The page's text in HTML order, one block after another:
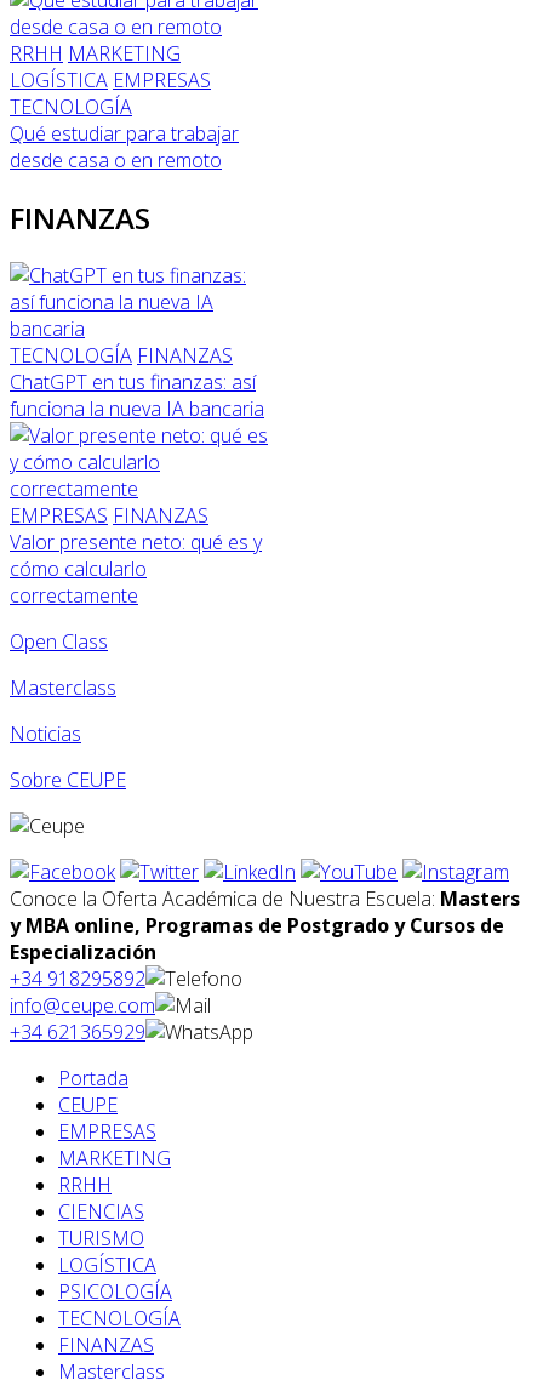
RRHH MARKETING
LOGÍSTICA EMPRESAS
TECNOLOGÍA
Qué estudiar para trabajar
desde casa o en remoto
FINANZAS
TECNOLOGÍA FINANZAS
ChatGPT en tus finanzas: así
funciona la nueva IA bancaria
EMPRESAS FINANZAS
Valor presente neto: qué es y
cómo calcularlo
correctamente
Open Class
Masterclass
Noticias
Sobre CEUPE
Conoce la Oferta Académica de Nuestra Escuela: Masters
y MBA online, Programas de Postgrado y Cursos de
Especialización
+34 918295892
info@ceupe.com
+34 621365929
Portada
CEUPE
EMPRESAS
MARKETING
RRHH
CIENCIAS
TURISMO
LOGÍSTICA
PSICOLOGÍA
TECNOLOGÍA
FINANZAS
Masterclass